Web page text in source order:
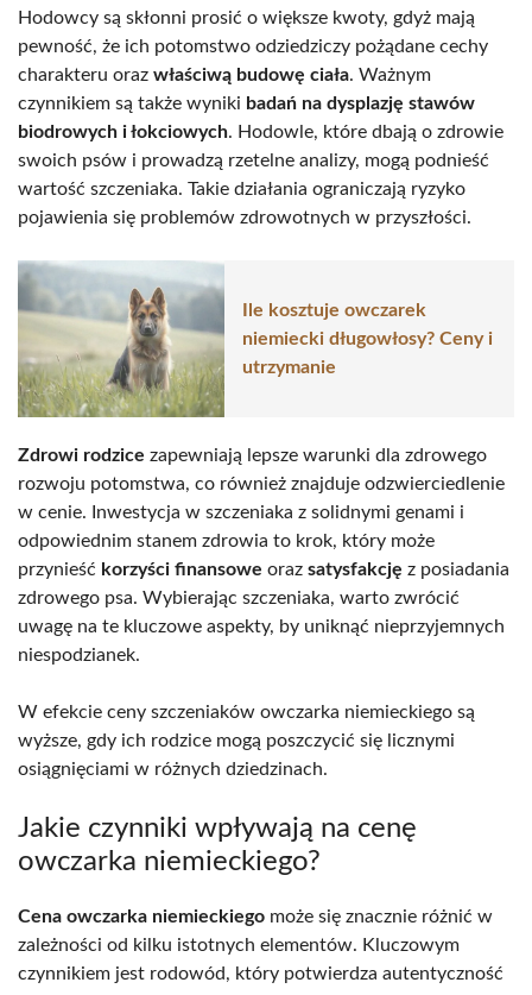
Hodowcy są skłonni prosić o większe kwoty, gdyż mają
pewność, że ich potomstwo odziedziczy pożądane cechy
charakteru oraz właściwą budowę ciała. Ważnym
czynnikiem są także wyniki badań na dysplazję stawów
biodrowych i łokciowych. Hodowle, które dbają o zdrowie
swoich psów i prowadzą rzetelne analizy, mogą podnieść
wartość szczeniaka. Takie działania ograniczają ryzyko
pojawienia się problemów zdrowotnych w przyszłości.
Ile kosztuje owczarek
niemiecki długowłosy? Ceny i
utrzymanie
Zdrowi rodzice zapewniają lepsze warunki dla zdrowego
rozwoju potomstwa, co również znajduje odzwierciedlenie
w cenie. Inwestycja w szczeniaka z solidnymi genami i
odpowiednim stanem zdrowia to krok, który może
przynieść korzyści finansowe oraz satysfakcję z posiadania
zdrowego psa. Wybierając szczeniaka, warto zwrócić
uwagę na te kluczowe aspekty, by uniknąć nieprzyjemnych
niespodzianek.
W efekcie ceny szczeniaków owczarka niemieckiego są
wyższe, gdy ich rodzice mogą poszczycić się licznymi
osiągnięciami w różnych dziedzinach.
Jakie czynniki wpływają na cenę
owczarka niemieckiego?
Cena owczarka niemieckiego może się znacznie różnić w
zależności od kilku istotnych elementów. Kluczowym
czynnikiem jest rodowód, który potwierdza autentyczność